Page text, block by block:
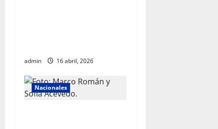
admin 16 abril, 2026
Nacionales